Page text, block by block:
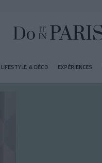
LIFESTYLE & DÉCO EXPÉRIENCES